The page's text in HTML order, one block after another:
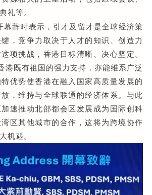
礼等。
辞时表示，引才及留才是全球经济策
，竞争力取决于人才的知识、创造力
项挑战，香港目标清晰、决心坚定。
港既有祖国的强力支持，亦能维系广泛
优势使香港在融入国家高质量发展的
，维持与全球联通的经济体系。与此
速推动北部都会区发展成为国际创科
区其他城市的合作，这将为跨境协作
机遇。